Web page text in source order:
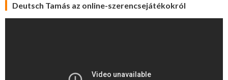
Deutsch Tamás az online-szerencsejátékokról